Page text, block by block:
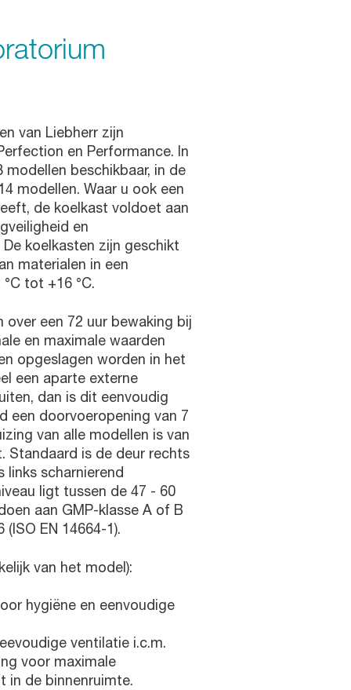
van Liebherr zijn
en Performance. In
beschikbaar, in de
modellen. Waar u ook een
de koelkast voldoet aan
en
koelkasten zijn geschikt
materialen in een
tot +16 °C.
over een 72 uur bewaking bij
en maximale waarden
opgeslagen worden in het
een aparte externe
dan is dit eenvoudig
een doorvoeropening van 7
van alle modellen is van
Standaard is de deur rechts
links scharnierend
ligt tussen de 47 - 60
aan GMP-klasse A of B
EN 14664-1).
van het model):
hygiëne en eenvoudige
ventilatie i.c.m.
voor maximale
in de binnenruimte.